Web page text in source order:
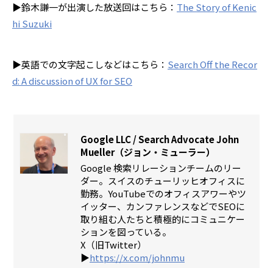
▶︎鈴木謙一が出演した放送回はこちら： The Story of Kenic
hi Suzuki
▶︎英語での文字起こしなどはこちら： Search Off the Recor
d: A discussion of UX for SEO
Google LLC / Search Advocate John
Mueller（ジョン・ミューラー）
Google 検索リレーションチームのリー
ダー。スイスのチューリッヒオフィスに
勤務。YouTubeでのオフィスアワーやツ
イッター、カンファレンスなどでSEOに
取り組む人たちと積極的にコミュニケー
ションを図っている。
X（旧Twitter）
▶︎https://x.com/johnmu